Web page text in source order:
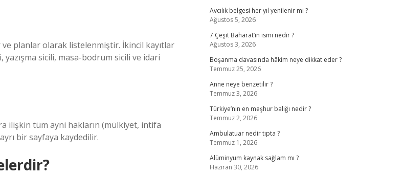
planlar olarak listelenmiştir. İkincil kayıtlar
sicili, masa-bodrum sicili ve idari
ilişkin tüm ayni hakların (mülkiyet, intifa
bir sayfaya kaydedilir.
Avcılık belgesi her yıl yenilenir mi ?
Ağustos 5, 2026
7 Çeşit Baharat’ın ismi nedir ?
Ağustos 3, 2026
Boşanma davasında hâkim neye dikkat eder ?
Temmuz 25, 2026
Anne neye benzetilir ?
Temmuz 3, 2026
Türkiye’nin en meşhur balığı nedir ?
Temmuz 2, 2026
Ambulatuar nedir tıpta ?
Temmuz 1, 2026
Alüminyum kaynak sağlam mı ?
Haziran 30, 2026